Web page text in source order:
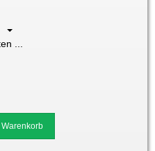
...
Warenkorb